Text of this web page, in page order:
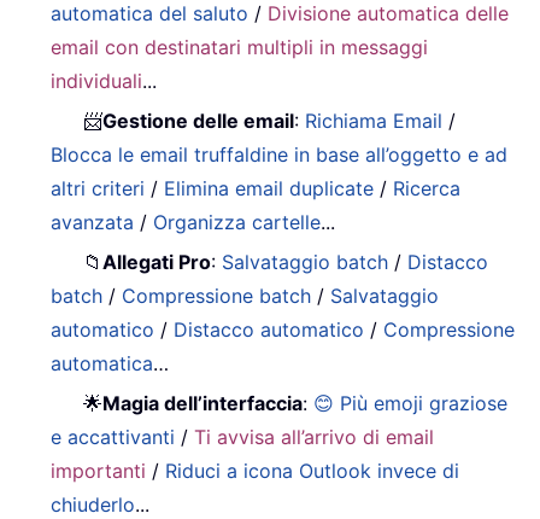
automatica del saluto / Divisione automatica delle
email con destinatari multipli in messaggi
individuali...
📨Gestione delle email: Richiama Email /
Blocca le email truffaldine in base all’oggetto e ad
altri criteri / Elimina email duplicate / Ricerca
avanzata / Organizza cartelle...
📁Allegati Pro: Salvataggio batch / Distacco
batch / Compressione batch / Salvataggio
automatico / Distacco automatico / Compressione
automatica…
🌟Magia dell’interfaccia: 😊 Più emoji graziose
e accattivanti /Ti avvisa all’arrivo di email
importanti / Riduci a icona Outlook invece di
chiuderlo...